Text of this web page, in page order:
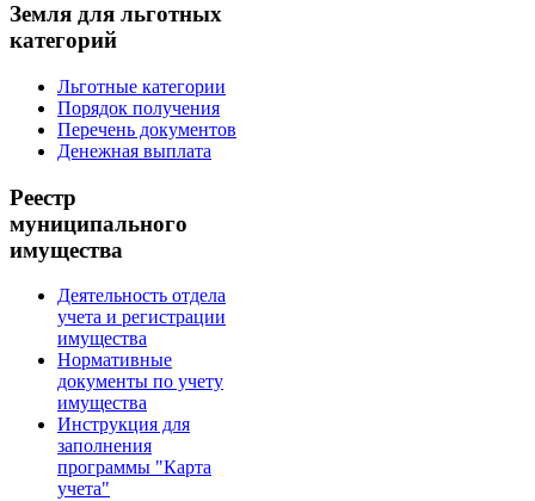
Земля для льготных
категорий
Льготные категории
Порядок получения
Перечень документов
Денежная выплата
Реестр
муниципального
имущества
Деятельность отдела
учета и регистрации
имущества
Нормативные
документы по учету
имущества
Инструкция для
заполнения
программы "Карта
учета"